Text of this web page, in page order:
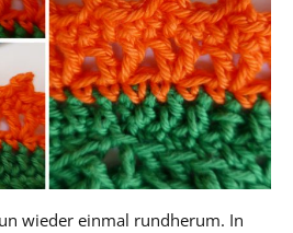
wieder einmal rundherum. In